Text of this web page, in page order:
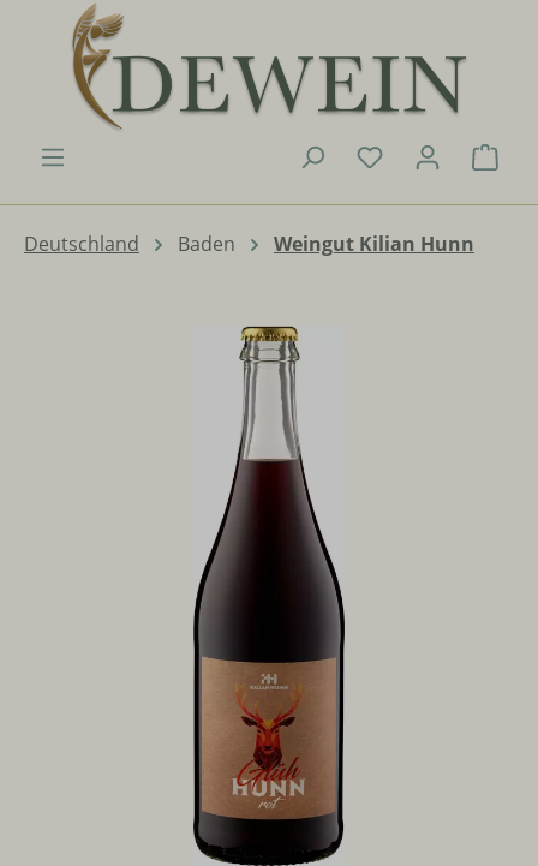
Zum Hauptinhalt springen
Du hast 0
Deutschland Baden Weingut Kilian Hunn